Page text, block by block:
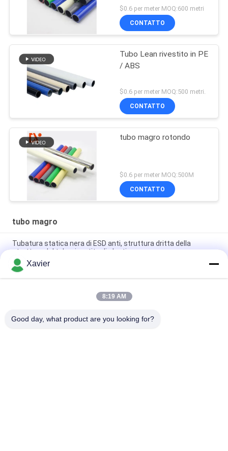
statico per portaflussi
$0.6 per meter MOQ:600 metri
CONTATTO
Tubo Lean rivestito in PE
/ ABS
$0.6 per meter MOQ:500 metri.
CONTATTO
tubo magro rotondo
$0.6 per meter MOQ:500M
CONTATTO
tubo magro
Tubatura statica nera di ESD anti, struttura dritta della
struttura del tubo rivestito di plastica
Diametro rivestito di plastica della prova 28mm della ruggine
del tubo di ESD per la struttura flessibile
Il pe magro del raccoglitore Od28mm ha ricoperto il tubo
Xavier
8:19 AM
Good day, what product are you looking for?